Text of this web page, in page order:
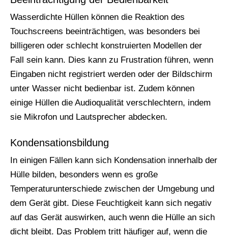
Wasserdichte Hüllen können die Reaktion des
Touchscreens beeinträchtigen, was besonders bei
billigeren oder schlecht konstruierten Modellen der
Fall sein kann. Dies kann zu Frustration führen, wenn
Eingaben nicht registriert werden oder der Bildschirm
unter Wasser nicht bedienbar ist. Zudem können
einige Hüllen die Audioqualität verschlechtern, indem
sie Mikrofon und Lautsprecher abdecken.
Kondensationsbildung
In einigen Fällen kann sich Kondensation innerhalb der
Hülle bilden, besonders wenn es große
Temperaturunterschiede zwischen der Umgebung und
dem Gerät gibt. Diese Feuchtigkeit kann sich negativ
auf das Gerät auswirken, auch wenn die Hülle an sich
dicht bleibt. Das Problem tritt häufiger auf, wenn die